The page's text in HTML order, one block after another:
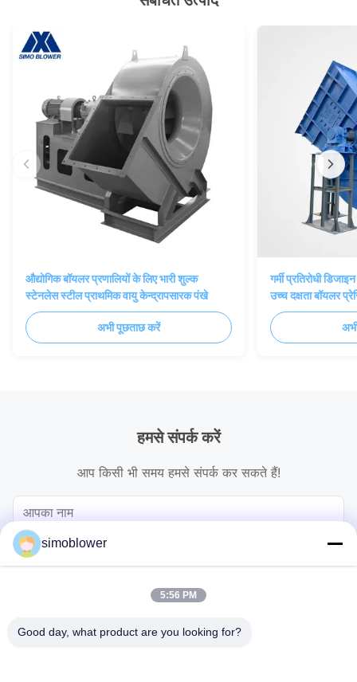
औद्योगिक बॉयलर प्रणालियों के लिए भारी शुल्क
स्टेनलेस स्टील प्राथमिक वायु केन्द्रापसारक पंखे
अभी पूछताछ करें
गर्मी प्रतिरोधी
उच्च दक्षता बॉयलर
हमसे संपर्क करें
आप किसी भी समय हमसे संपर्क कर सकते हैं!
simoblower
5:56 PM
Good day, what product are you looking for?